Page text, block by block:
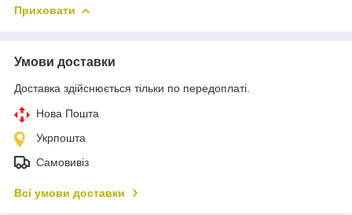
Приховати
Умови доставки
Доставка здійснюється тільки по передоплаті.
Нова Пошта
Укрпошта
Самовивіз
Всі умови доставки